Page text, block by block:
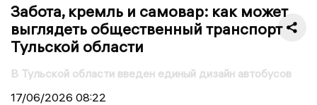
Забота, кремль и самовар: как может
выглядеть общественный транспорт
Тульской области
В Тульской области введен единый дизайн автобусов
17/06/2026 08:22